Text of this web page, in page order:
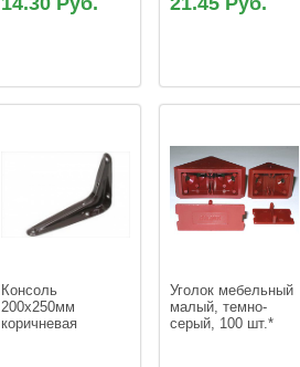
Консоль
200х250мм
коричневая
Уголок мебельный
малый, темно-
серый, 100 шт.*